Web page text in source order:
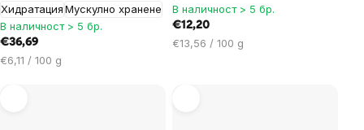
ХидратацияМускулно хранене
В наличност > 5 бр.
€36,69
Цена
€6,11 / 100 g
В наличност > 5 бр.
€12,20
Цена
€13,56 / 100 g